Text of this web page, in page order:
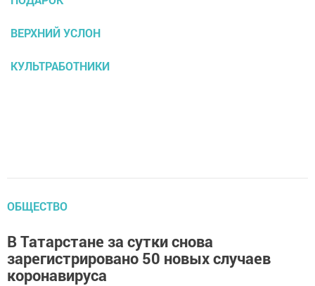
ВЕРХНИЙ УСЛОН
КУЛЬТРАБОТНИКИ
ОБЩЕСТВО
В Татарстане за сутки снова
зарегистрировано 50 новых случаев
коронавируса